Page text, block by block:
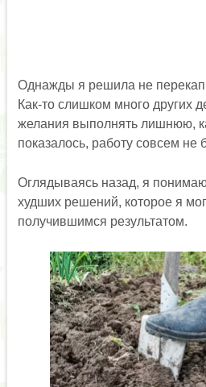
Однажды я решила не
Как-то слишком много других
желания выполнять лишнюю,
показалось, работу совсем не
Оглядываясь назад, я
худших решений, которое я
получившимся результатом.